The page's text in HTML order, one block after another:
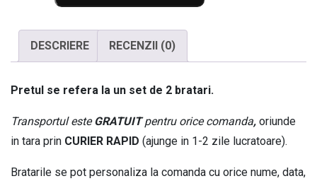
bratari
pentru
cu
Pentru
totdeauna
BPC500
DESCRIERE RECENZII (0)
Pretul se refera la un set de 2 bratari.
Transportul esteGRATUITpentru orice comanda, oriunde
in tara prin CURIER RAPID (ajunge in 1-2 zile lucratoare).
Bratarile se pot personaliza la comanda cu orice nume, data,